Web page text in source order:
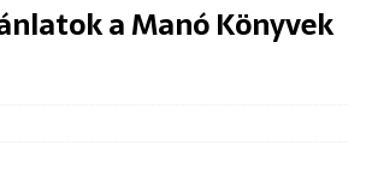
a Manó Könyvek